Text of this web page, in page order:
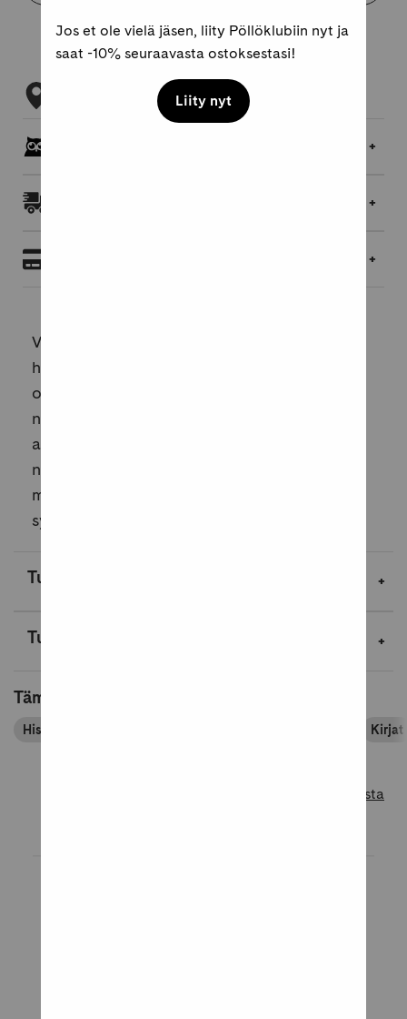
Tarkista myymäläsaatavuus
Vantaan ostoskeskusten inventoinnissa on
haettu tarkkaa, kohdekohtaista tietoa
ostoskeskuksista. aineisto on koottu
nykytilanteen hahmottamiseksi ja niiden
arvottamiseksi rakennushistoriallisesta
näkökulmasta. Identiteetin kannalta kyse on
mitä vantaalaisimmasta ilmiöstä, lähiöiden
sydämistä. Rak...
Tuotekuvaus
Tuotetiedot
Tämä tuote kuuluu tuoteryhmiin
Historiakirjat ja sotakirjat Kirjat
Lue lisää tuotearvosteluista
Jos et ole vielä jäsen, liity Pöllöklubiin nyt ja
saat -10% seuraavasta ostoksestasi!
Liity nyt